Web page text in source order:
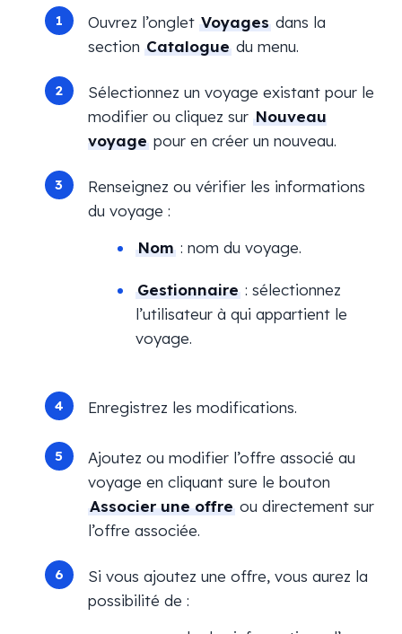
Ouvrez l’onglet Voyagesdans la
section Cataloguedu menu.
Sélectionnez un voyage existant pour le
modifier ou cliquez sur Nouveau
voyagepour en créer un nouveau.
Renseignez ou vérifier les informations
du voyage :
Nom : nom du voyage.
Gestionnaire : sélectionnez
l’utilisateur à qui appartient le
voyage.
Enregistrez les modifications.
Ajoutez ou modifier l’offre associé au
voyage en cliquant sure le bouton
Associer une offreou directement sur
l’offre associée.
Si vous ajoutez une offre, vous aurez la
possibilité de :